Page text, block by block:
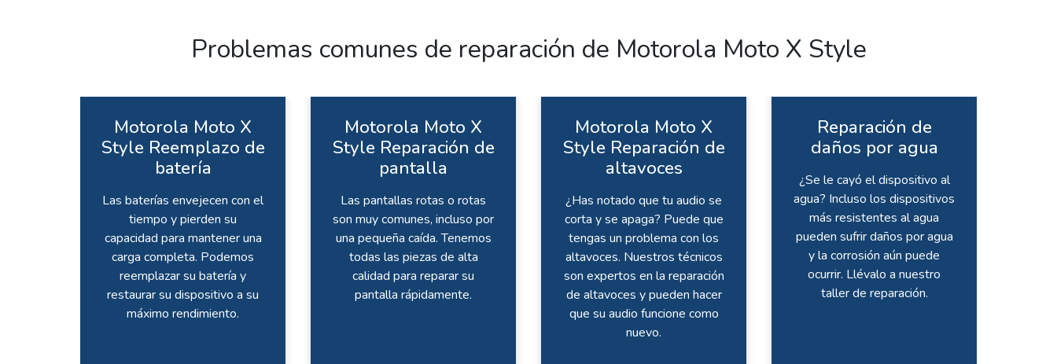
Problemas comunes de reparación de Motorola Moto X Style
Motorola Moto X
Style Reemplazo de
batería
Las baterías envejecen con el
tiempo y pierden su
capacidad para mantener una
carga completa. Podemos
reemplazar su batería y
restaurar su dispositivo a su
máximo rendimiento.
Motorola Moto X
Style Reparación de
pantalla
Las pantallas rotas o rotas
son muy comunes, incluso por
una pequeña caída. Tenemos
todas las piezas de alta
calidad para reparar su
pantalla rápidamente.
Motorola Moto X
Style Reparación de
altavoces
¿Has notado que tu audio se
corta y se apaga? Puede que
tengas un problema con los
altavoces. Nuestros técnicos
son expertos en la reparación
de altavoces y pueden hacer
que su audio funcione como
nuevo.
Reparación de
daños por agua
¿Se le cayó el dispositivo al
agua? Incluso los dispositivos
más resistentes al agua
pueden sufrir daños por agua
y la corrosión aún puede
ocurrir. Llévalo a nuestro
taller de reparación.